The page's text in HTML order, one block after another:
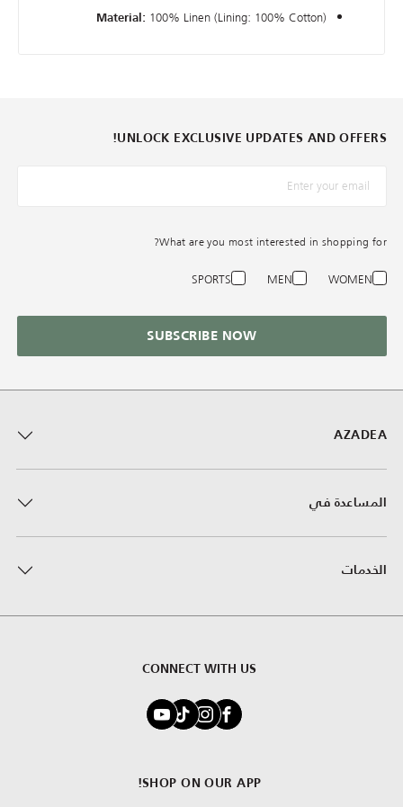
Material: 100% Linen (Lining: 100% Cotton)
AZADEA
المساعدة في
الخدمات
CONNECT WITH US
SHOP ON OUR APP!
UNLOCK EXCLUSIVE UPDATES AND OFFERS!
*البريد الإلكترونيّ
What are you most interested in shopping for?
WOMEN
MEN
SPORTS
SUBSCRIBE NOW